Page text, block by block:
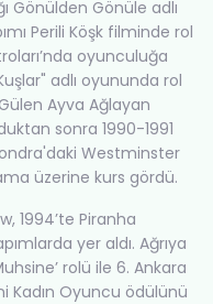
Gönülden Gönüle adlı
Perili Köşk filminde rol
oyunculuğa
adlı oyununda rol
Ayva Ağlayan
sonra 1990-1991
Westminster
üzerine kurs gördü.
1994’te Piranha
yer aldı. Ağrıya
rolü ile 6. Ankara
Kadın Oyuncu ödülünü